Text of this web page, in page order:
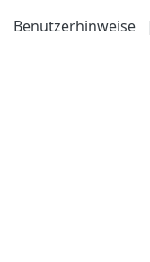
Benutzerhinweise
|